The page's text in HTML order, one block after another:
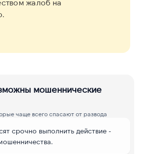
жалоб на
мошеннические
чаще всего спасают от развода
срочно выполнить действие -